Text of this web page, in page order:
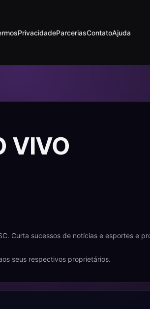
PrivacidadeParceriasContatoAjuda
VIVO
Curta sucessos de notícias e esportes e
seus respectivos proprietários.